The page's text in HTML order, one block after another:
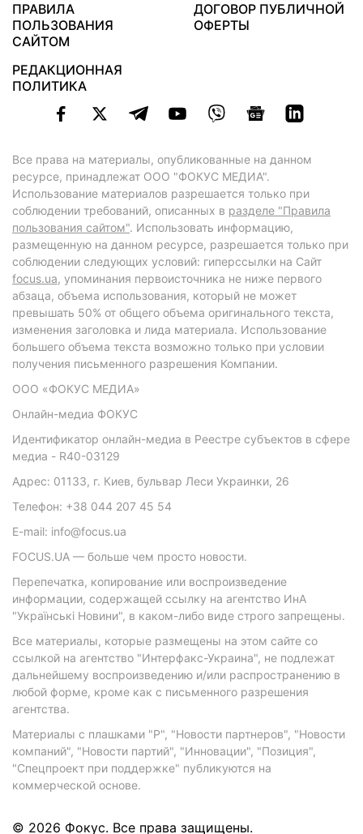
ПРАВИЛА
ПОЛЬЗОВАНИЯ
САЙТОМ
ДОГОВОР ПУБЛИЧНОЙ
ОФЕРТЫ
РЕДАКЦИОННАЯ
ПОЛИТИКА
Все права на материалы, опубликованные на данном
ресурсе, принадлежат ООО "ФОКУС МЕДИА".
Использование материалов разрешается только при
соблюдении требований, описанных в разделе "Правила
пользования сайтом". Использовать информацию,
размещенную на данном ресурсе, разрешается только при
соблюдении следующих условий: гиперссылки на Сайт
focus.ua, упоминания первоисточника не ниже первого
абзаца, объема использования, который не может
превышать 50% от общего объема оригинального текста,
изменения заголовка и лида материала. Использование
большего объема текста возможно только при условии
получения письменного разрешения Компании.
ООО «ФОКУС МЕДИА»
Онлайн-медиа ФОКУС
Идентификатор онлайн-медиа в Реестре субъектов в сфере
медиа - R40-03129
Адрес: 01133, г. Киев, бульвар Леси Украинки, 26
Телефон: +38 044 207 45 54
E-mail: info@focus.ua
FOCUS.UA — больше чем просто новости.
Перепечатка, копирование или воспроизведение
информации, содержащей ссылку на агентство ИнА
"Українські Новини", в каком-либо виде строго запрещены.
Все материалы, которые размещены на этом сайте со
ссылкой на агентство "Интерфакс-Украина", не подлежат
дальнейшему воспроизведению и/или распространению в
любой форме, кроме как с письменного разрешения
агентства.
Материалы с плашками "Р", "Новости партнеров", "Новости
компаний", "Новости партий", "Инновации", "Позиция",
"Спецпроект при поддержке" публикуются на
коммерческой основе.
© 2026 Фокус. Все права защищены.